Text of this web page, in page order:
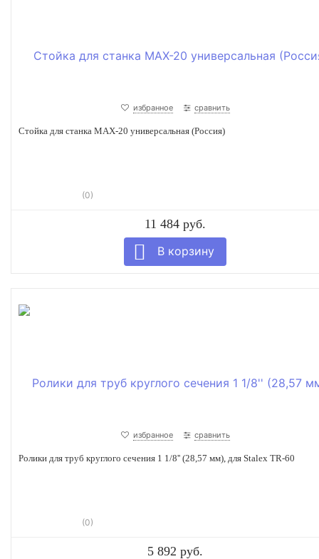
избранное сравнить
Стойка для станка МАХ-20 универсальная (Россия)
(0)
11 484 руб.
избранное сравнить
Ролики для труб круглого сечения 1 1/8'' (28,57 мм), для Stalex TR-60
(0)
5 892 руб.